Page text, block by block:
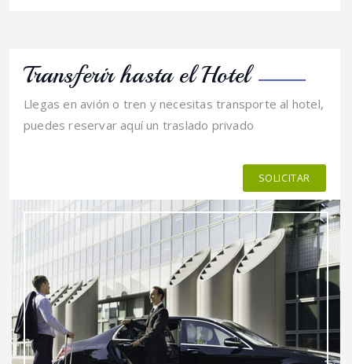
Transferir hasta el Hotel
Llegas en avión o tren y necesitas transporte al hotel,
puedes reservar aquí un traslado privado
SOLICITAR